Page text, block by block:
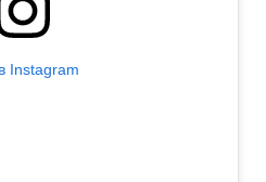
Instagram